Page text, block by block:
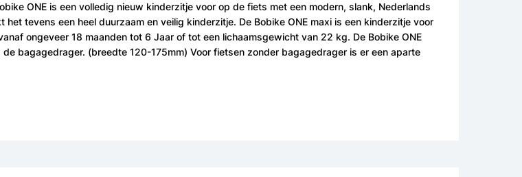
ONE is een volledig nieuw kinderzitje voor op de fiets met een modern, slank, Nederlands
tevens een heel duurzaam en veilig kinderzitje. De Bobike ONE maxi is een kinderzitje voor
ongeveer 18 maanden tot 6 Jaar of tot een lichaamsgewicht van 22 kg. De Bobike ONE
bagagedrager. (breedte 120-175mm) Voor fietsen zonder bagagedrager is er een aparte